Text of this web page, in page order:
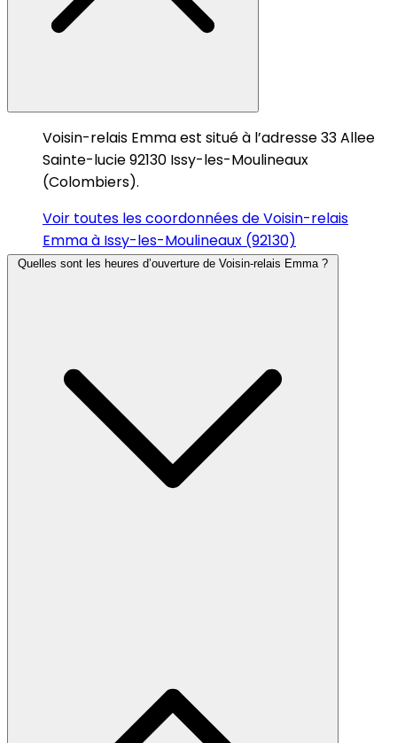
Voisin-relais Emma est situé à l’adresse 33 Allee
Sainte-lucie 92130 Issy-les-Moulineaux
(Colombiers).
Voir toutes les coordonnées de Voisin-relais
Emma à Issy-les-Moulineaux (92130)
Quelles sont les heures d’ouverture de Voisin-relais Emma ?